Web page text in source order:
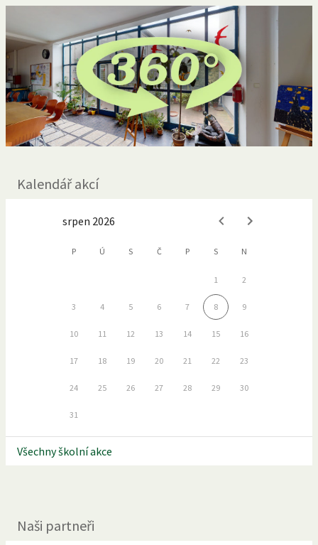
Kalendář akcí
srpen 2026
P Ú S Č P S N
1 2
3 4 5 6 7 8 9
10 11 12 13 14 15 16
17 18 19 20 21 22 23
24 25 26 27 28 29 30
31
Všechny školní akce
Naši partneři